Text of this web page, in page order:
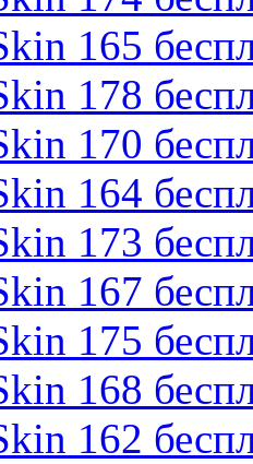
165
178
170
164
173
167
175
168
162